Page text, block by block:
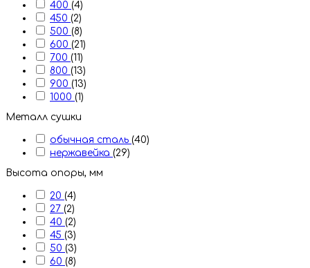
400 (4)
450 (2)
500 (8)
600 (21)
700 (11)
800 (13)
900 (13)
1000 (1)
Металл сушки
обычная сталь (40)
нержавейка (29)
Высота опоры, мм
20 (4)
27 (2)
40 (2)
45 (3)
50 (3)
60 (8)